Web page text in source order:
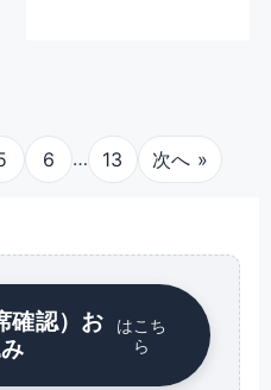
6 … 13 次へ »
確認）お
はこち
ら